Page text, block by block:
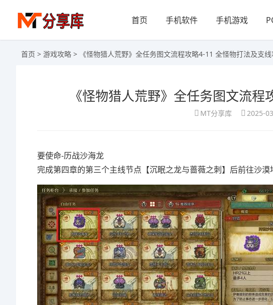
首页 手机软件 手机游戏
首页 > 游戏攻略 > 《怪物猎人荒野》全任务图文流程攻略4-11 全怪物打法及支
《怪物猎人荒野》全任务图文流
MT分享库 2025-
要使命-历战沙海龙
完成第四章的第三个主线节点【沉眠之龙与蔷薇之刺】后前往沙漠